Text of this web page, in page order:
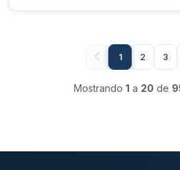
1 2 3
Mostrando 1 a 20 de